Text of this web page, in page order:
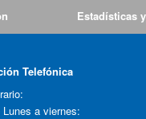
Estadísticas
Telefónica
Lunes a viernes: